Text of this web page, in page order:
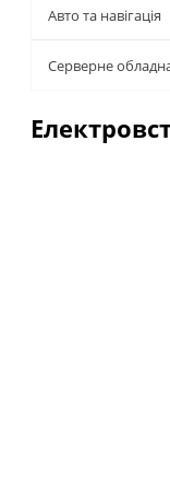
Авто та навігація
Серверне